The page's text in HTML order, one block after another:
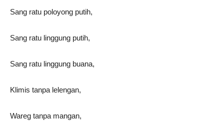
Sang ratu poloyong putih,
Sang ratu linggung putih,
Sang ratu linggung buana,
Klimis tanpa lelengan,
Wareg tanpa mangan,